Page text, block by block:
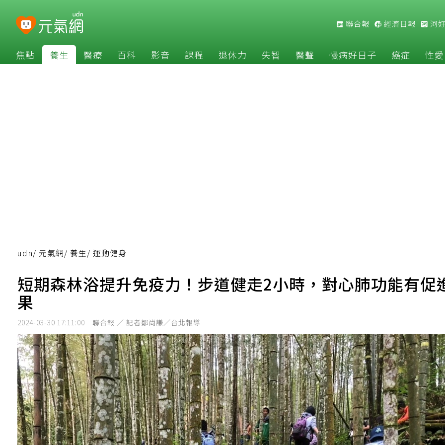
聯合報 經濟日報 河
焦點 養生 醫療 百科 影音 課程 退休力 失智 醫聲 慢病好日子 癌症 性愛
udn/ 元氣網/ 養生/ 運動健身
短期森林浴提升免疫力！步道健走2小時，對心肺功能有促
果
2024-03-30 17:11:00 聯合報 ／ 記者鄒尚謙／台北報導